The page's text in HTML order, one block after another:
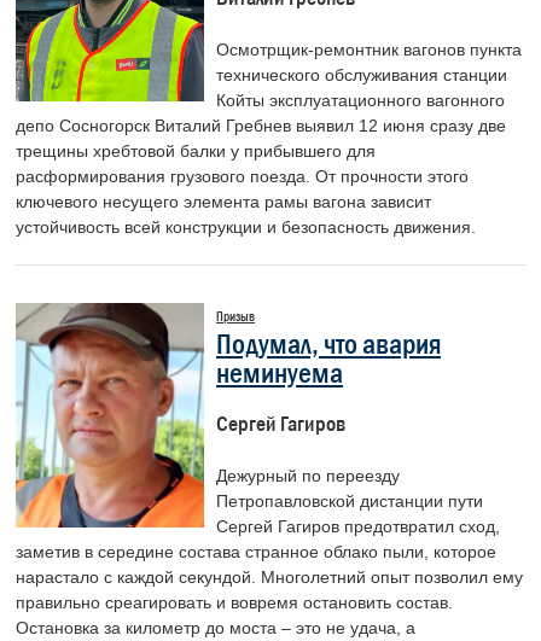
Осмотрщик-ремонтник вагонов пункта
технического обслуживания станции
Койты эксплуатационного вагонного
депо Сосногорск Виталий Гребнев выявил 12 июня сразу две
трещины хребтовой балки у прибывшего для
расформирования грузового поезда. От прочности этого
ключевого несущего элемента рамы вагона зависит
устойчивость всей конструкции и безопасность движения.
Призыв
Подумал, что авария
неминуема
Сергей Гагиров
Дежурный по переезду
Петропавловской дистанции пути
Сергей Гагиров предотвратил сход,
заметив в середине состава странное облако пыли, которое
нарастало с каждой секундой. Многолетний опыт позволил ему
правильно среагировать и вовремя остановить состав.
Остановка за километр до моста – это не удача, а